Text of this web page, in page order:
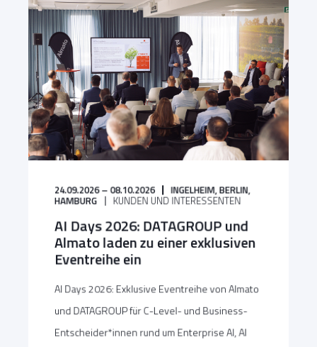
24.09.2026 – 08.10.2026 INGELHEIM,BERLIN,
HAMBURG KUNDEN UND INTERESSENTEN
AI Days 2026: DATAGROUP und
Almato laden zu einer exklusiven
Eventreihe ein
AI Days 2026: Exklusive Eventreihe von Almato
und DATAGROUP für C-Level- und Business-
Entscheider*innen rund um Enterprise AI, AI